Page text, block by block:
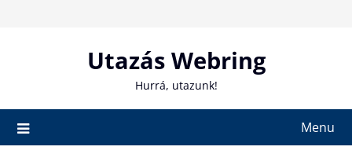
Utazás Webring
Hurrá, utazunk!
Menu